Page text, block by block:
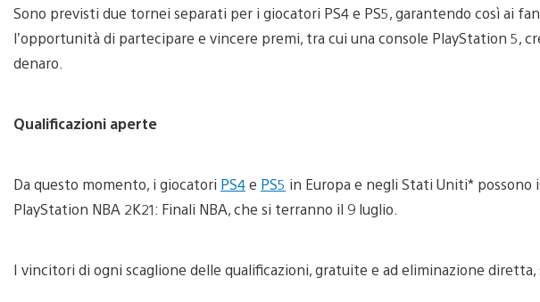
Sono previsti due tornei separati per i giocatori PS4 e PS5, garantendo così ai
l’opportunità di partecipare e vincere premi, tra cui una console PlayStation 5,
denaro.
Qualificazioni aperte
Da questo momento, i giocatori PS4e PS5 in Europa e negli Stati Uniti* possono
PlayStation NBA 2K21: Finali NBA, che si terranno il 9 luglio.
I vincitori di ogni scaglione delle qualificazioni, gratuite e ad eliminazione diretta,